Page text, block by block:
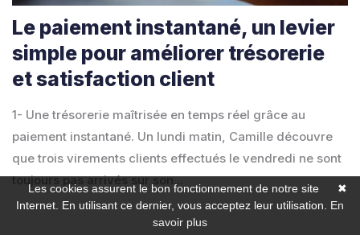
Le paiement instantané, un levier
simple pour améliorer trésorerie
et satisfaction client
1- Une trésorerie maîtrisée en temps réel grâce au
paiement instantané. Un lundi matin, Camille découvre
que trois virements clients effectués le vendredi ne sont
toujours pas arrivés sur son...
✖
Les cookies assurent le bon fonctionnement de notre site
Internet. En utilisant ce dernier, vous acceptez leur utilisation. En
savoir plus